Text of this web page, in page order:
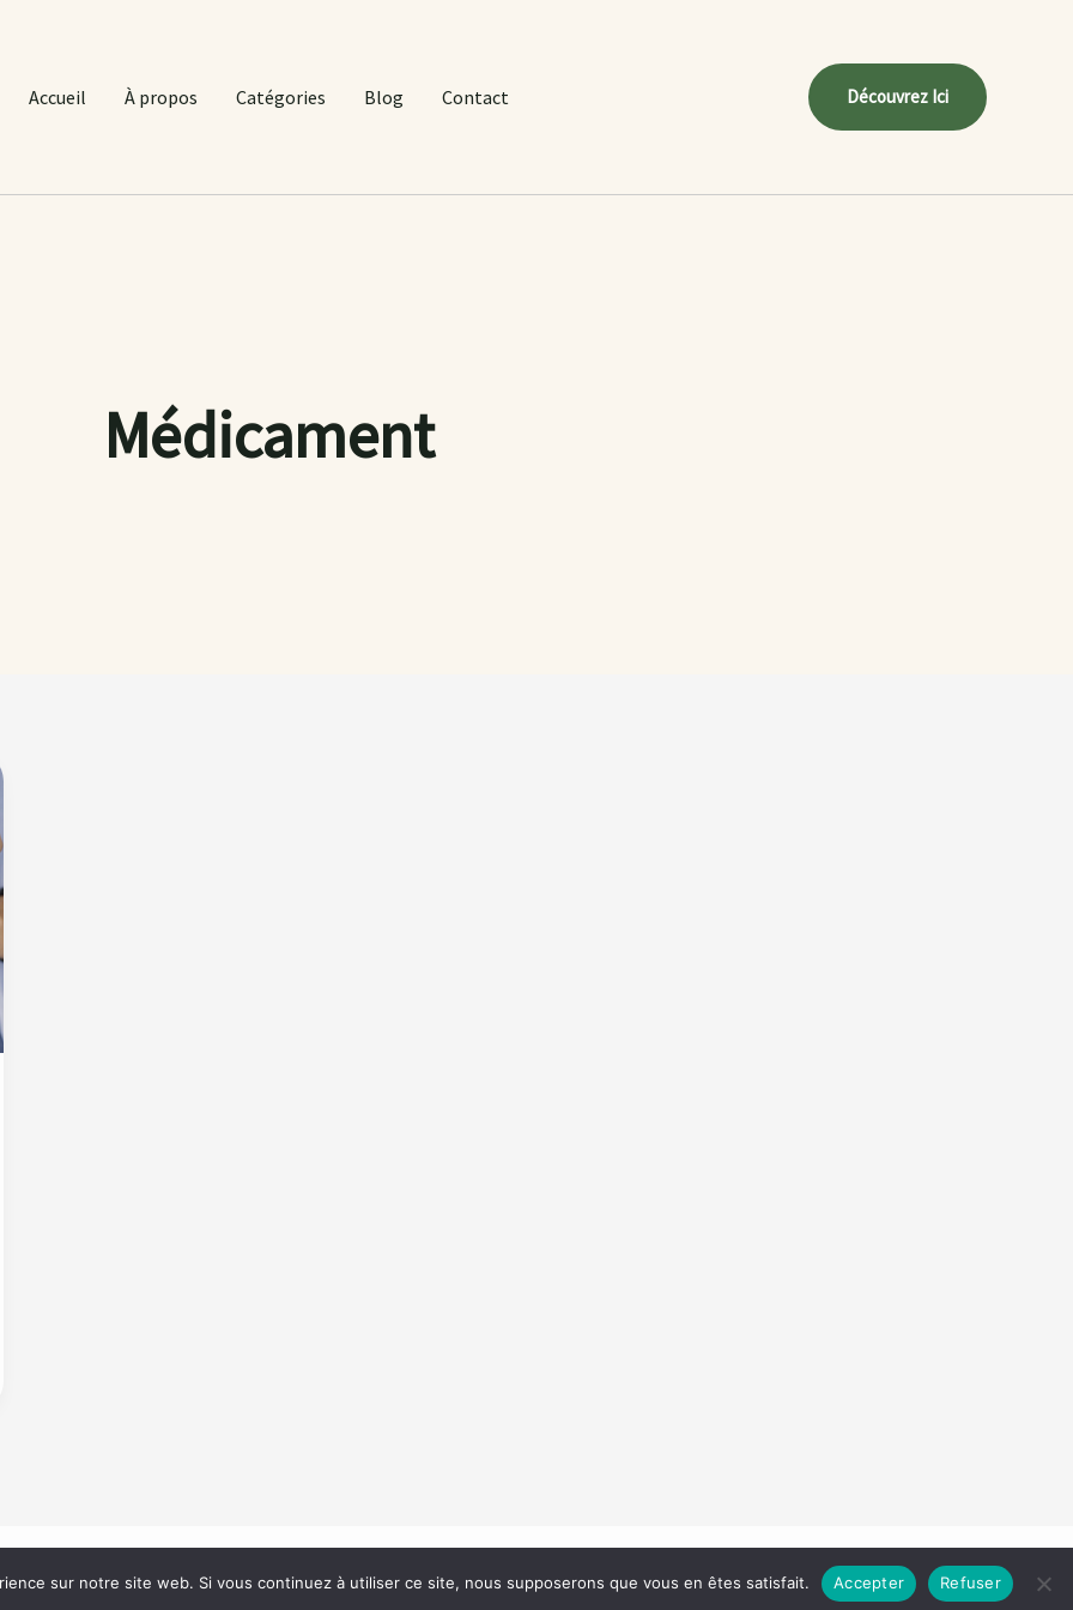
Accueil À propos Catégories Blog Contact Découvrez Ici
Médicament
Droit d'auteur © 2026 Les Carnets de Madame
sur notre site web. Si vous continuez à utiliser ce site, nous supposerons que vous en êtes satisfait. Accepter Refuser